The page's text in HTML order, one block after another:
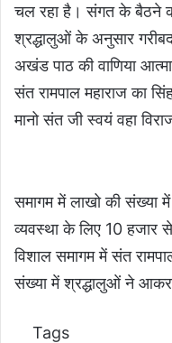
चल रहा है। संगत के बैठने
श्रद्धालुओं के अनुसार
अखंड पाठ की वाणिया
संत रामपाल महाराज का
मानो संत जी स्वयं वहा
समागम में लाखो की संख्या
व्यवस्था के लिए 10 हजार
विशाल समागम में संत
संख्या में श्रद्धालुओं ने आकर
Tags